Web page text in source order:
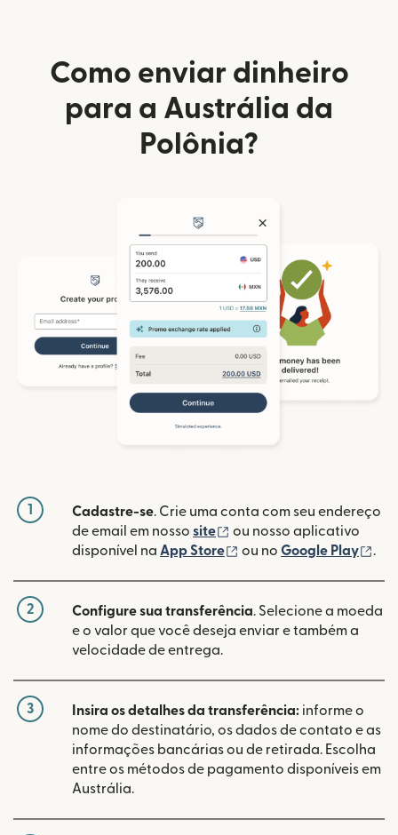
Como enviar dinheiro
para a Austrália da
Polônia?
1 Cadastre-se. Crie uma conta com seu endereço
de email em nosso site (abre em uma nova
ou nosso aplicativo
disponível na App Store (abre em uma nova
ou no Google Play .
2 Configure sua transferência. Selecione a moeda
e o valor que você deseja enviar e também a
velocidade de entrega.
3 Insira os detalhes da transferência: informe o
nome do destinatário, os dados de contato e as
informações bancárias ou de retirada. Escolha
entre os métodos de pagamento disponíveis em
Austrália.